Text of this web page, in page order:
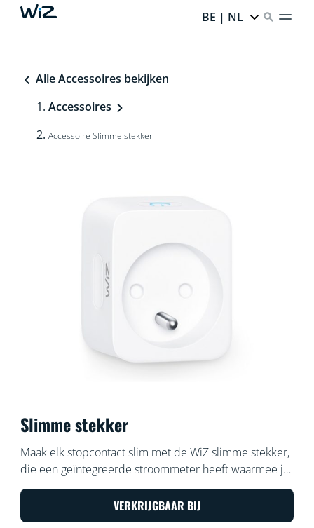
BE | NL
Alle Accessoires bekijken
Accessoires
Accessoire Slimme stekker
Slimme stekker
Maak elk stopcontact slim met de WiZ slimme stekker,
die een geïntegreerde stroommeter heeft waarmee je
meet hoeveel stroom het stopcontact verbruikt.
Bedien de stekker met de WiZ app of je stem: zet
bijvoorbeeld de favoriete traditionele lamp met één tik
VERKRIJGBAAR BIJ